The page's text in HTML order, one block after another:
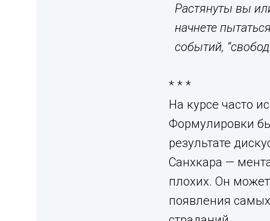
Растянуты вы
начнете
событий,
* * *
На курсе часто
Формулировки
результате
Санхкара —
плохих. Он
появления